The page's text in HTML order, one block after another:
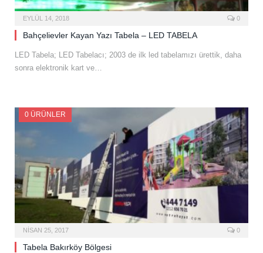
EYLÜL 14, 2018 0
Bahçelievler Kayan Yazı Tabela – LED TABELA
LED Tabela; LED Tabelacı; 2003 de ilk led tabelamızı ürettik, daha
sonra elektronik kart ve…
0 ÜRÜNLER
NISAN 25, 2017 0
Tabela Bakırköy Bölgesi